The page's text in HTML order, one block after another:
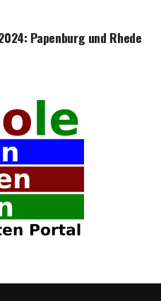
2024: Papen­burg und Rhe­de